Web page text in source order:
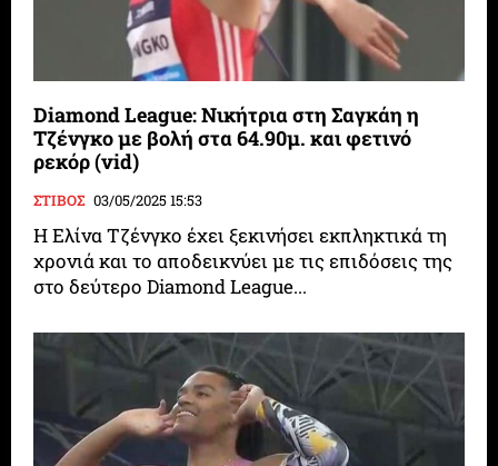
Diamond League: Νικήτρια στη Σαγκάη η
Τζένγκο με βολή στα 64.90μ. και φετινό
ρεκόρ (vid)
ΣΤΙΒΟΣ 03/05/2025 15:53
Η Ελίνα Τζένγκο έχει ξεκινήσει εκπληκτικά τη
χρονιά και το αποδεικνύει με τις επιδόσεις της
στο δεύτερο Diamond League...